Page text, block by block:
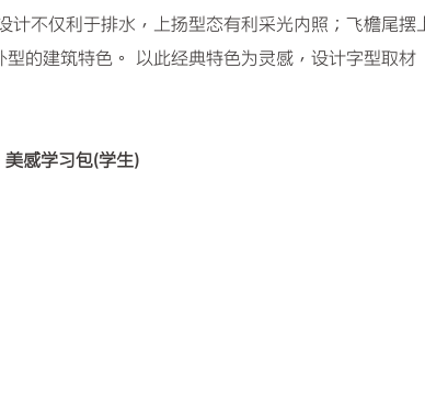
计不仅利于排水，上扬型态有利采光内照；飞檐尾摆
的建筑特色。 以此经典特色为灵感，设计字型取材
感学习包(学生)